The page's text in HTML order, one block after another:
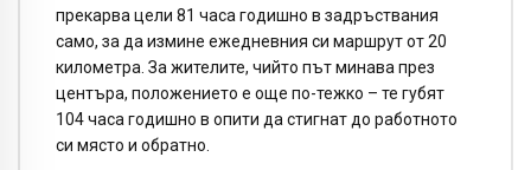
прекарва цели 81 часа годишно в задръствания
само, за да измине ежедневния си маршрут от 20
километра. За жителите, чийто път минава през
центъра, положението е още по-тежко – те губят
104 часа годишно в опити да стигнат до работното
си място и обратно.